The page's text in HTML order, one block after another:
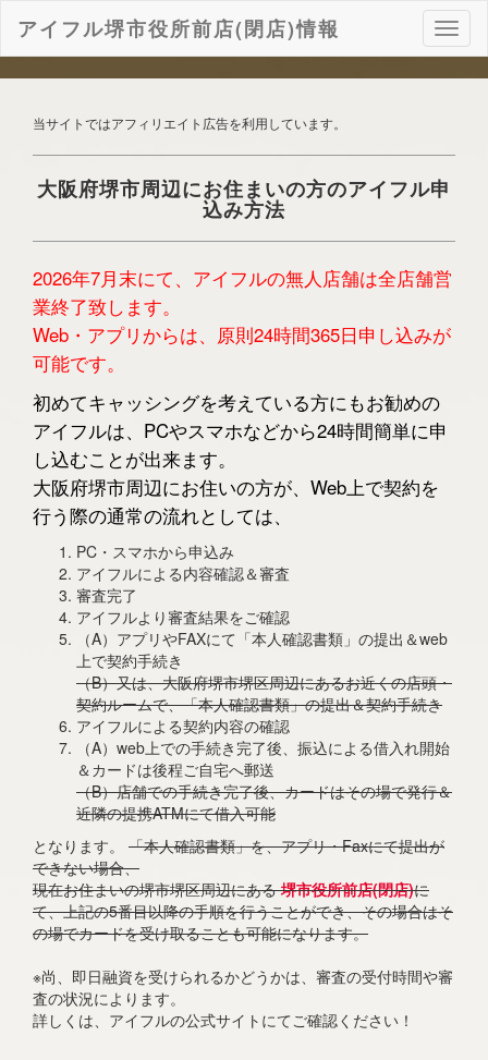
ナ
ビ
ゲ
ン
アイフル堺市役所前店(閉店)情報
当サイトではアフィリエイト広告を利用しています。
大阪府堺市周辺にお住まいの方のアイフル申
込み方法
2026年7月末にて、アイフルの無人店舗は全店舗営
業終了致します。
Web・アプリからは、原則24時間365日申し込みが
可能です。
初めてキャッシングを考えている方にもお勧めの
アイフルは、PCやスマホなどから24時間簡単に申
し込むことが出来ます。
大阪府堺市周辺にお住いの方が、Web上で契約を
行う際の通常の流れとしては、
PC・スマホから申込み
アイフルによる内容確認＆審査
審査完了
アイフルより審査結果をご確認
（A）アプリやFAXにて「本人確認書類」の提出＆web
上で契約手続き
（B）又は、大阪府堺市堺区周辺にあるお近くの店頭・
契約ルームで、「本人確認書類」の提出＆契約手続き
アイフルによる契約内容の確認
（A）web上での手続き完了後、振込による借入れ開始
＆カードは後程ご自宅へ郵送
（B）店舗での手続き完了後、カードはその場で発行＆
近隣の提携ATMにて借入可能
となります。 「本人確認書類」を、アプリ・Faxにて提出が
できない場合、
現在お住まいの堺市堺区周辺にある堺市役所前店(閉店)に
て、上記の5番目以降の手順を行うことができ、その場合はそ
の場でカードを受け取ることも可能になります。
※尚、即日融資を受けられるかどうかは、審査の受付時間や審
査の状況によります。
詳しくは、アイフルの公式サイトにてご確認ください！